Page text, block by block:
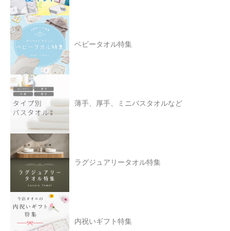
ベビータオル特集
薄手、厚手、ミニバスタオルなど
ラグジュアリータオル特集
内祝いギフト特集